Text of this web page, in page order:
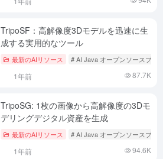
TripoSF：高解像度3Dモデルを迅速に生
成する実用的なツール
最新のAIリソース # AI Java オープンソースプロ
1年前 87.7K
TripoSG: 1枚の画像から高解像度の3Dモ
デリングデジタル資産を生成
最新のAIリソース # AI Java オープンソースプロ
1年前 94.6K